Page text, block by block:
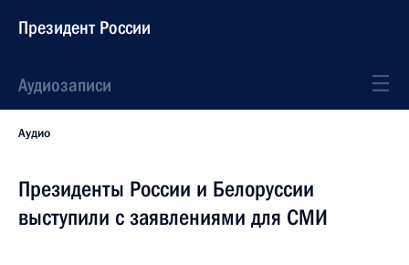
Президент России
Аудиозаписи
Аудио
Президенты России и Белоруссии
выступили с заявлениями для СМИ